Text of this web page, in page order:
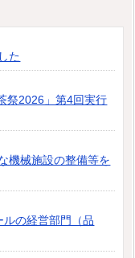
た
祭2026」第4回実行
機械施設の整備等を
の経営部門（品